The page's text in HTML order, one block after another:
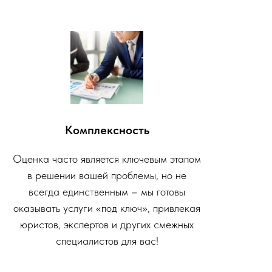
Комплексность
Оценка часто является ключевым этапом
в решении вашей проблемы, но не
всегда единственным – мы готовы
оказывать услуги «под ключ», привлекая
юристов, экспертов и других смежных
специалистов для вас!